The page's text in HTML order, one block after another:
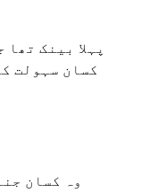
کسان سہولت
وہ کسان